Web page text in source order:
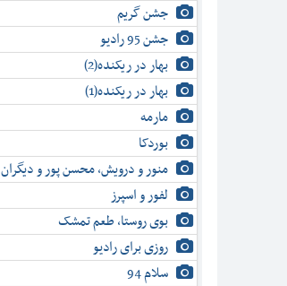
جشن گریم
جشن 95 رادیو
بهار در ریکنده(2)
بهار در ریکنده(1)
مارمه
بوردکا
منور و درویش، محسن پور و دیگران
لفور و اسپرز
بوی روستا، طعم تمشک
روزی برای رادیو
سلام 94